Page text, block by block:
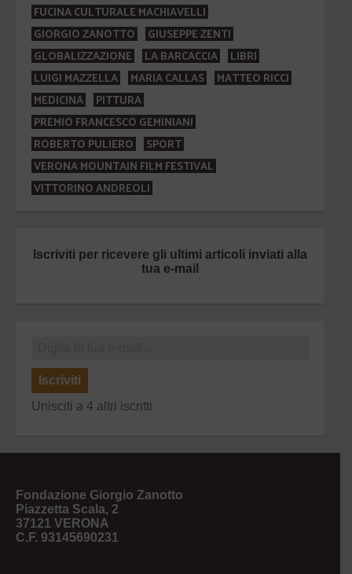
FUCINA CULTURALE MACHIAVELLI
GIORGIO ZANOTTO
GIUSEPPE ZENTI
GLOBALIZZAZIONE
LA BARCACCIA
LIBRI
LUIGI MAZZELLA
MARIA CALLAS
MATTEO RICCI
MEDICINA
PITTURA
PREMIO FRANCESCO GEMINIANI
ROBERTO PULIERO
SPORT
VERONA MOUNTAIN FILM FESTIVAL
VITTORINO ANDREOLI
Iscriviti per ricevere gli ultimi articoli inviati alla
tua e-mail
Iscriviti
Unisciti a 4 altri iscritti
Fondazione Giorgio Zanotto
Piazzetta Scala, 2
37121 VERONA
C.F. 93145690231